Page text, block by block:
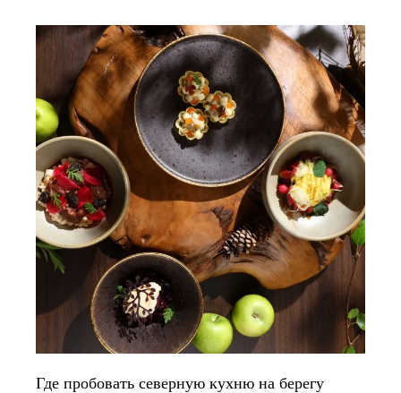
Где пробовать северную кухню на берегу